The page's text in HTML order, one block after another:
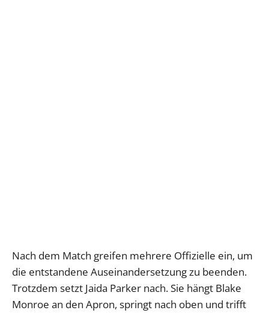
Nach dem Match greifen mehrere Offizielle ein, um
die entstandene Auseinandersetzung zu beenden.
Trotzdem setzt Jaida Parker nach. Sie hängt Blake
Monroe an den Apron, springt nach oben und trifft